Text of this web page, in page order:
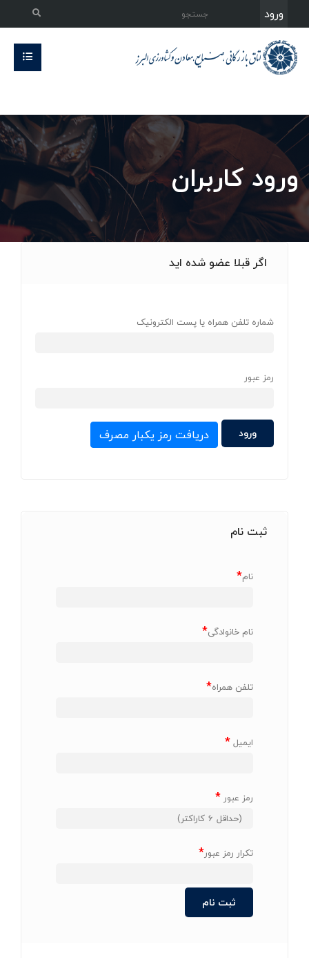
ورود
ورود کاربران
اگر قبلا عضو شده اید
شماره تلفن همراه یا پست الکترونیک
رمز عبور
دریافت رمز یکبار مصرف
ثبت نام
نام*
نام خانوادگی*
تلفن همراه*
ایمیل*
رمز عبور *
تکرار رمز عبور*